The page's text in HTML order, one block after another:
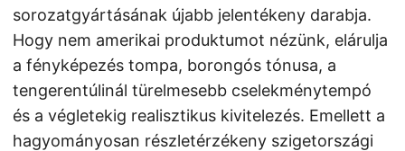
sorozatgyártásának újabb jelentékeny darabja.
Hogy nem amerikai produktumot nézünk, elárulja
a fényképezés tompa, borongós tónusa, a
tengerentúlinál türelmesebb cselekménytempó
és a végletekig realisztikus kivitelezés. Emellett a
hagyományosan részletérzékeny szigetországi